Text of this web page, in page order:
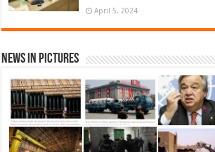
April 5, 2024
News in Pictures